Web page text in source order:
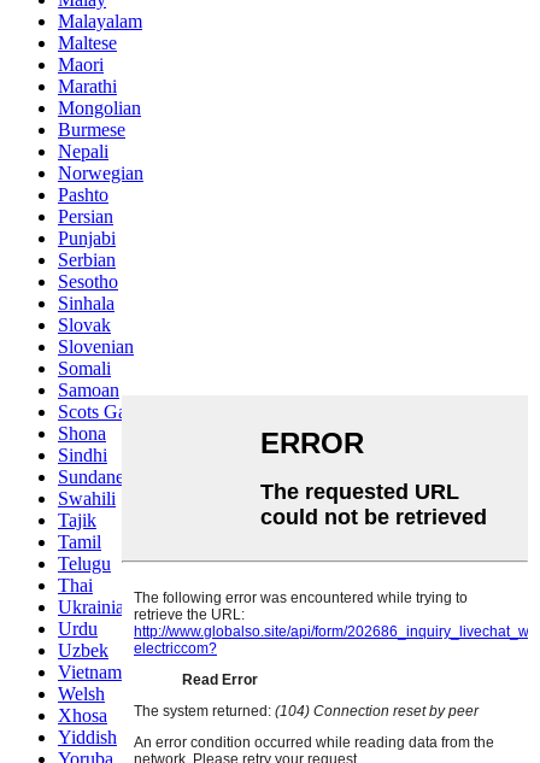
Malayalam
Maltese
Maori
Marathi
Mongolian
Burmese
Nepali
Norwegian
Pashto
Persian
Punjabi
Serbian
Sesotho
Sinhala
Slovak
Slovenian
Somali
Samoan
Scots Gaelic
Shona
Sindhi
Sundanese
Swahili
Tajik
Tamil
Telugu
Thai
Ukrainian
Urdu
Uzbek
Vietnamese
Welsh
Xhosa
Yiddish
Yoruba